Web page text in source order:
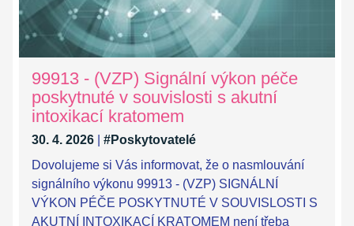
99913 - (VZP) Signální výkon péče
poskytnuté v souvislosti s akutní
intoxikací kratomem
30. 4. 2026
#Poskytovatelé
Dovolujeme si Vás informovat, že o nasmlouvání
signálního výkonu 99913 - (VZP) SIGNÁLNÍ
VÝKON PÉČE POSKYTNUTÉ V SOUVISLOSTI S
AKUTNÍ INTOXIKACÍ KRATOMEM není třeba